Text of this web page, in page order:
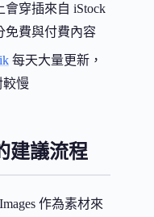
會穿插來自 iStock
免費與付費內容
每天大量更新，
較慢
建議流程
作為素材來